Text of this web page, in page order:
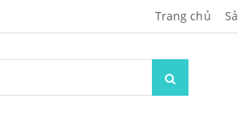
Trang chủ